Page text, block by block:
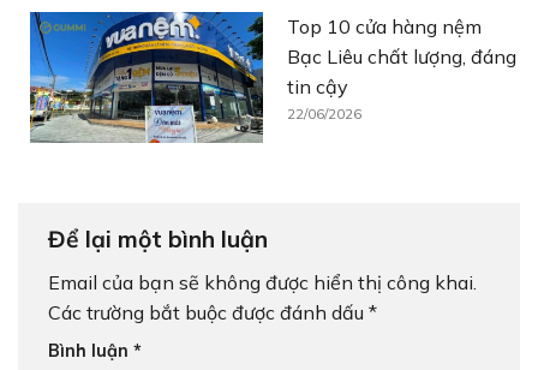
Top 10 cửa hàng nệm
Bạc Liêu chất lượng, đáng
tin cậy
22/06/2026
Để lại một bình luận
Email của bạn sẽ không được hiển thị công khai.
Các trường bắt buộc được đánh dấu *
Bình luận *